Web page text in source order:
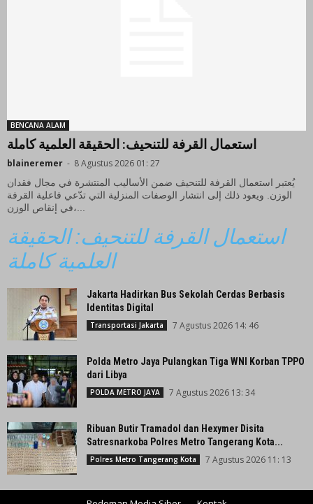
BENCANA ALAM
استعمال القرفة للتنحيف: الحقيقة العلمية كاملة
blaineremer - 8 Agustus 2026 01: 27
يُعتبر استعمال القرفة للتنحيف ضمن الأساليب المنتشرة في مجال فقدان
الوزن. ويعود ذلك إلى انتشار الوصفات المنزلية التي تدّعي فاعلية القرفة
في إنقاص الوزن،...
استعمال القرفة للتنحيف: الحقيقة
العلمية كاملة
Jakarta Hadirkan Bus Sekolah Cerdas Berbasis
Identitas Digital
Transportasi Jakarta 7 Agustus 2026 14: 46
Polda Metro Jaya Pulangkan Tiga WNI Korban TPPO
dari Libya
POLDA METRO JAYA 7 Agustus 2026 13: 34
Ribuan Butir Tramadol dan Hexymer Disita
Satresnarkoba Polres Metro Tangerang Kota...
Polres Metro Tangerang Kota 7 Agustus 2026 11: 13